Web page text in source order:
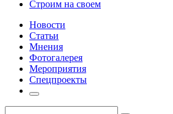
Строим на своем
Новости
Статьи
Мнения
Фотогалерея
Мероприятия
Спецпроекты